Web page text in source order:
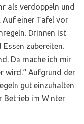
als verdoppeln und
einer Tafel vor
Drinnen ist
zubereiten.
Da mache ich mir
wird.“ Aufgrund der
gut einzuhalten
Betrieb im Winter